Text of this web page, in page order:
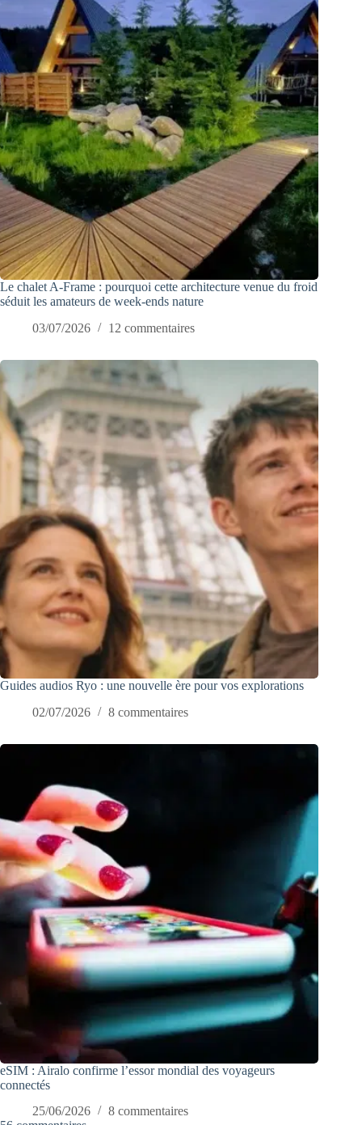
Le chalet A-Frame : pourquoi cette architecture venue du froid
séduit les amateurs de week-ends nature
03/07/2026
12 commentaires
Guides audios Ryo : une nouvelle ère pour vos explorations
02/07/2026
8 commentaires
eSIM : Airalo confirme l’essor mondial des voyageurs
connectés
25/06/2026
8 commentaires